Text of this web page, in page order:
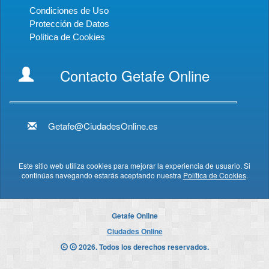
Condiciones de Uso
Protección de Datos
Política de Cookies
Contacto Getafe Online
Getafe@CiudadesOnline.es
Este sitio web utiliza cookies para mejorar la experiencia de usuario. Si
continúas navegando estarás aceptando nuestra Política de Cookies.
Getafe Online
Ciudades Online
2026. Todos los derechos reservados.